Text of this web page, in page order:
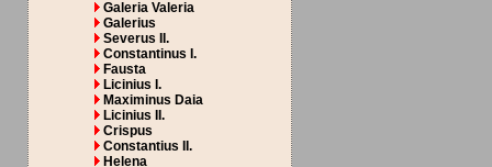
Galeria Valeria
Galerius
Severus II.
Constantinus I.
Fausta
Licinius I.
Maximinus Daia
Licinius II.
Crispus
Constantius II.
Helena